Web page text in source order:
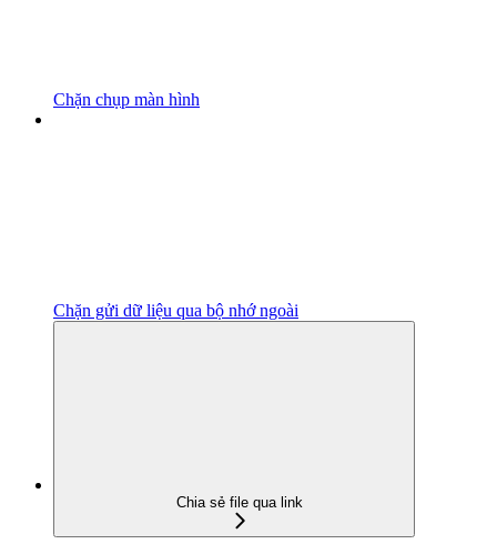
Chặn chụp màn hình
Chặn gửi dữ liệu qua bộ nhớ ngoài
Chia sẻ file qua link